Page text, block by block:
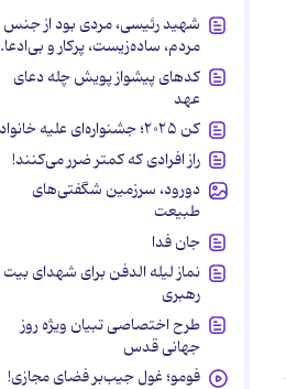
شهید رئیسی، مردی بود از جنس
مردم، ساده‌زیست، پرکار و بی‌ادعا.
کدهای پیشواز پویش چله دعای
عهد
کن ۲۰۲۵؛ جشنواره‌ای علیه خانواده
راز افرادی که کمتر ضرر می‌کنند!
دورود، سرزمین شگفتی‌های
طبیعت
جان فدا
نماز لیله الدفن برای شهدای بیت
رهبری
طرح اختصاصی تبیان ویژه روز
جهانی قدس
فومو؛ غول جیب‌بر فضای مجازی!